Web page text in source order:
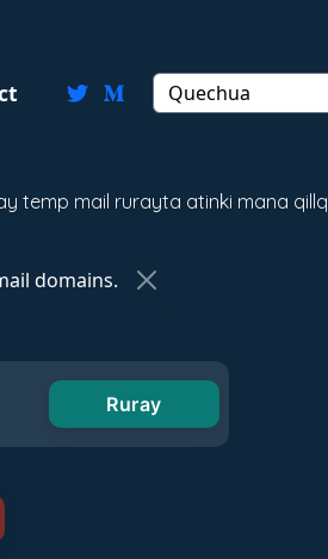
temp mail rurayta atinki mana
domains.